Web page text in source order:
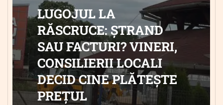
LUGOJUL LA
RĂSCRUCE: ȘTRAND
SAU FACTURI? VINERI,
CONSILIERII LOCALI
DECID CINE PLĂTEȘTE
PREȚUL